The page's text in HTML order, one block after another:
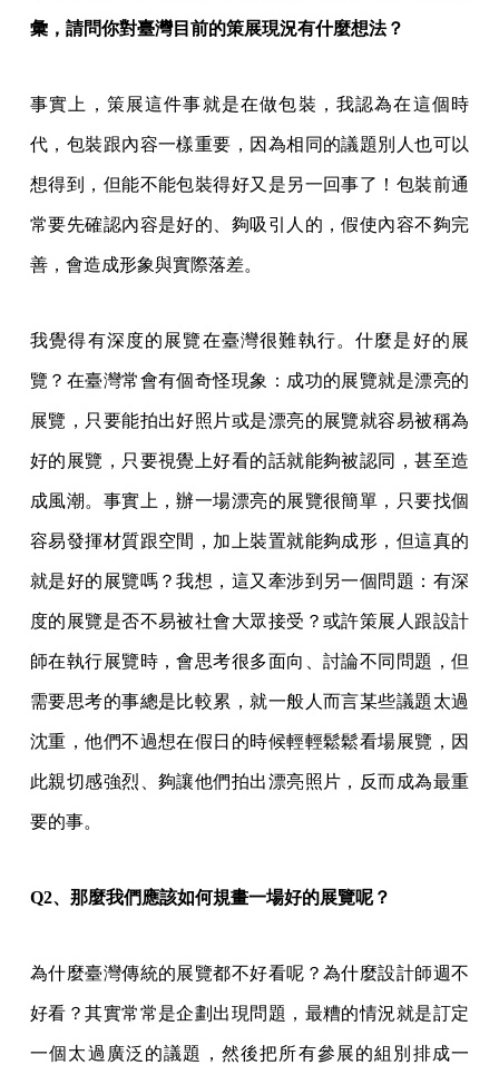
彙，請問你對臺灣目前的策展現況有什麼想法？
事實上，策展這件事就是在做包裝，我認為在這個時
代，包裝跟內容一樣重要，因為相同的議題別人也可以
想得到，但能不能包裝得好又是另一回事了！包裝前通
常要先確認內容是好的、夠吸引人的，假使內容不夠完
善，會造成形象與實際落差。
我覺得有深度的展覽在臺灣很難執行。什麼是好的展
覽？在臺灣常會有個奇怪現象：成功的展覽就是漂亮的
展覽，只要能拍出好照片或是漂亮的展覽就容易被稱為
好的展覽，只要視覺上好看的話就能夠被認同，甚至造
成風潮。事實上，辦一場漂亮的展覽很簡單，只要找個
容易發揮材質跟空間，加上裝置就能夠成形，但這真的
就是好的展覽嗎？我想，這又牽涉到另一個問題：有深
度的展覽是否不易被社會大眾接受？或許策展人跟設計
師在執行展覽時，會思考很多面向、討論不同問題，但
需要思考的事總是比較累，就一般人而言某些議題太過
沈重，他們不過想在假日的時候輕輕鬆鬆看場展覽，因
此親切感強烈、夠讓他們拍出漂亮照片，反而成為最重
要的事。
Q2、那麼我們應該如何規畫一場好的展覽呢？
為什麼臺灣傳統的展覽都不好看呢？為什麼設計師週不
好看？其實常常是企劃出現問題，最糟的情況就是訂定
一個太過廣泛的議題，然後把所有參展的組別排成一